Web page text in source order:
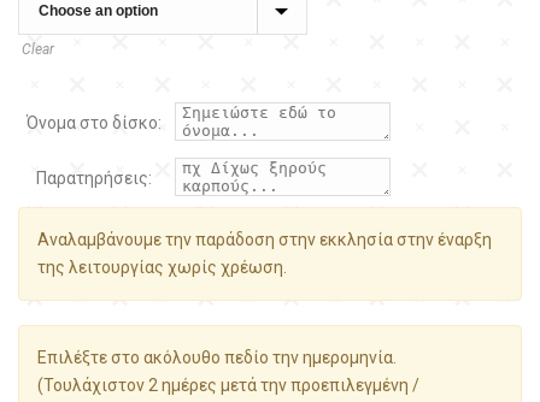
Clear
Όνομα στο δίσκο:
Παρατηρήσεις:
Αναλαμβάνουμε την παράδοση στην εκκλησία στην έναρξη
της λειτουργίας χωρίς χρέωση.
Επιλέξτε στο ακόλουθο πεδίο την ημερομηνία.
(Τουλάχιστον 2 ημέρες μετά την προεπιλεγμένη /